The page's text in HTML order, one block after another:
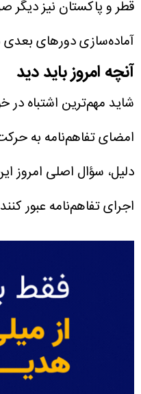
قطر و پاکستان نیز دیگر
آماده‌سازی دورهای
آنچه امروز باید دید
شاید مهم‌ترین اشتباه
امضای تفاهم‌نامه به
اجرای تفاهم‌نامه عبور